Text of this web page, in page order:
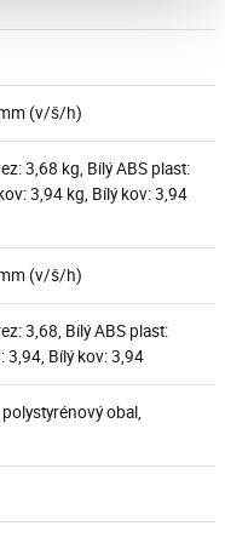
(v/š/h)
3,68 kg, Bílý ABS plast:
3,94 kg, Bílý kov: 3,94
(v/š/h)
3,68, Bílý ABS plast:
3,94, Bílý kov: 3,94
obal,